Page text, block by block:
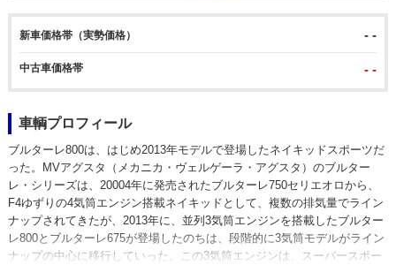
新車価格帯（実勢価格） - -
中古車価格帯 - -
車輌プロフィール
ブルターレ800は、はじめ2013年モデルで登場したネイキッドスポーツだ
った。MVアグスタ（メカニカ・ヴェルゲーラ・アグスタ）のブルター
レ・シリーズは、20004年に発売されたブルターレ750セリエオロから、
F4ゆずりの4気筒エンジン搭載ネイキッドとして、複数の排気量でライン
ナップされてきたが、2013年に、並列3気筒エンジンを搭載したブルター
レ800とブルターレ675が登場したのちは、段階的に3気筒モデルがライン
ナップの中心に移行していった。この3気筒エンジンは、スーパースポー